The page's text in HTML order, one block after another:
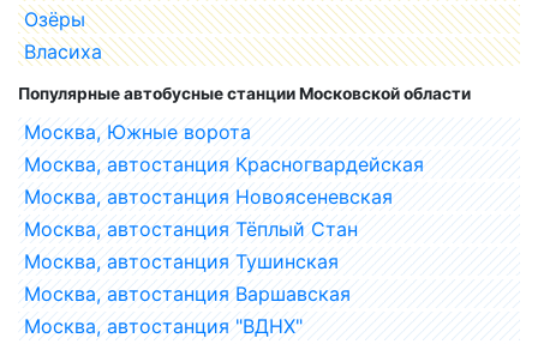
Озёры
Власиха
Популярные автобусные станции Московской области
Москва, Южные ворота
Москва, автостанция Красногвардейская
Москва, автостанция Новоясеневская
Москва, автостанция Тёплый Стан
Москва, автостанция Тушинская
Москва, автостанция Варшавская
Москва, автостанция "ВДНХ"